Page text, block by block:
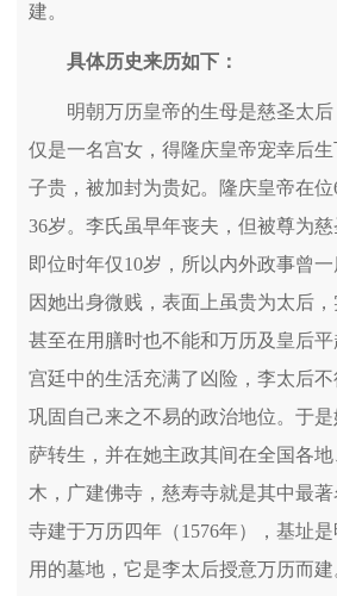
建。
具体历史来历如下：
明朝万历皇帝的生母是慈圣太后
仅是一名宫女，得隆庆皇帝宠幸后
子贵，被加封为贵妃。隆庆皇帝在
36岁。李氏虽早年丧夫，但被尊为
即位时年仅10岁，所以内外政事曾
因她出身微贱，表面上虽贵为太后，
甚至在用膳时也不能和万历及皇后平
宫廷中的生活充满了凶险，李太后
巩固自己来之不易的政治地位。于
萨转生，并在她主政其间在全国各
木，广建佛寺，慈寿寺就是其中最
寺建于万历四年（1576年），基址
用的墓地，它是李太后授意万历而